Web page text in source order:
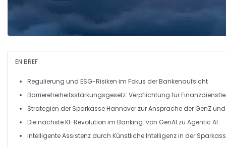
EN BREF
Regulierung und ESG-Risiken im Fokus der Bankenaufsicht
Barrierefreiheitsstärkungsgesetz: Verpflichtung für
Strategien der Sparkasse Hannover zur Ansprache der GenZ
Die nächsteKI-Revolution im Banking: von GenAI zu Agentic AI
Intelligente Assistenz durch Künstliche Intelligenz in der